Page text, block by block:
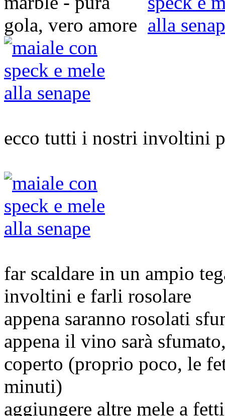
ecco tutti i nostri involtini
far scaldare in un ampio
involtini e farli rosolare
appena saranno rosolati
appena il vino sarà
coperto (proprio poco, le
minuti)
aggiungere altre mele a